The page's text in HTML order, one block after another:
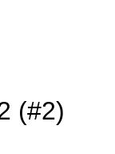
(#2)